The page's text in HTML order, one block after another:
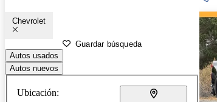
Chevrolet
Guardar búsqueda
Autos usados
Autos nuevos
Ubicación: